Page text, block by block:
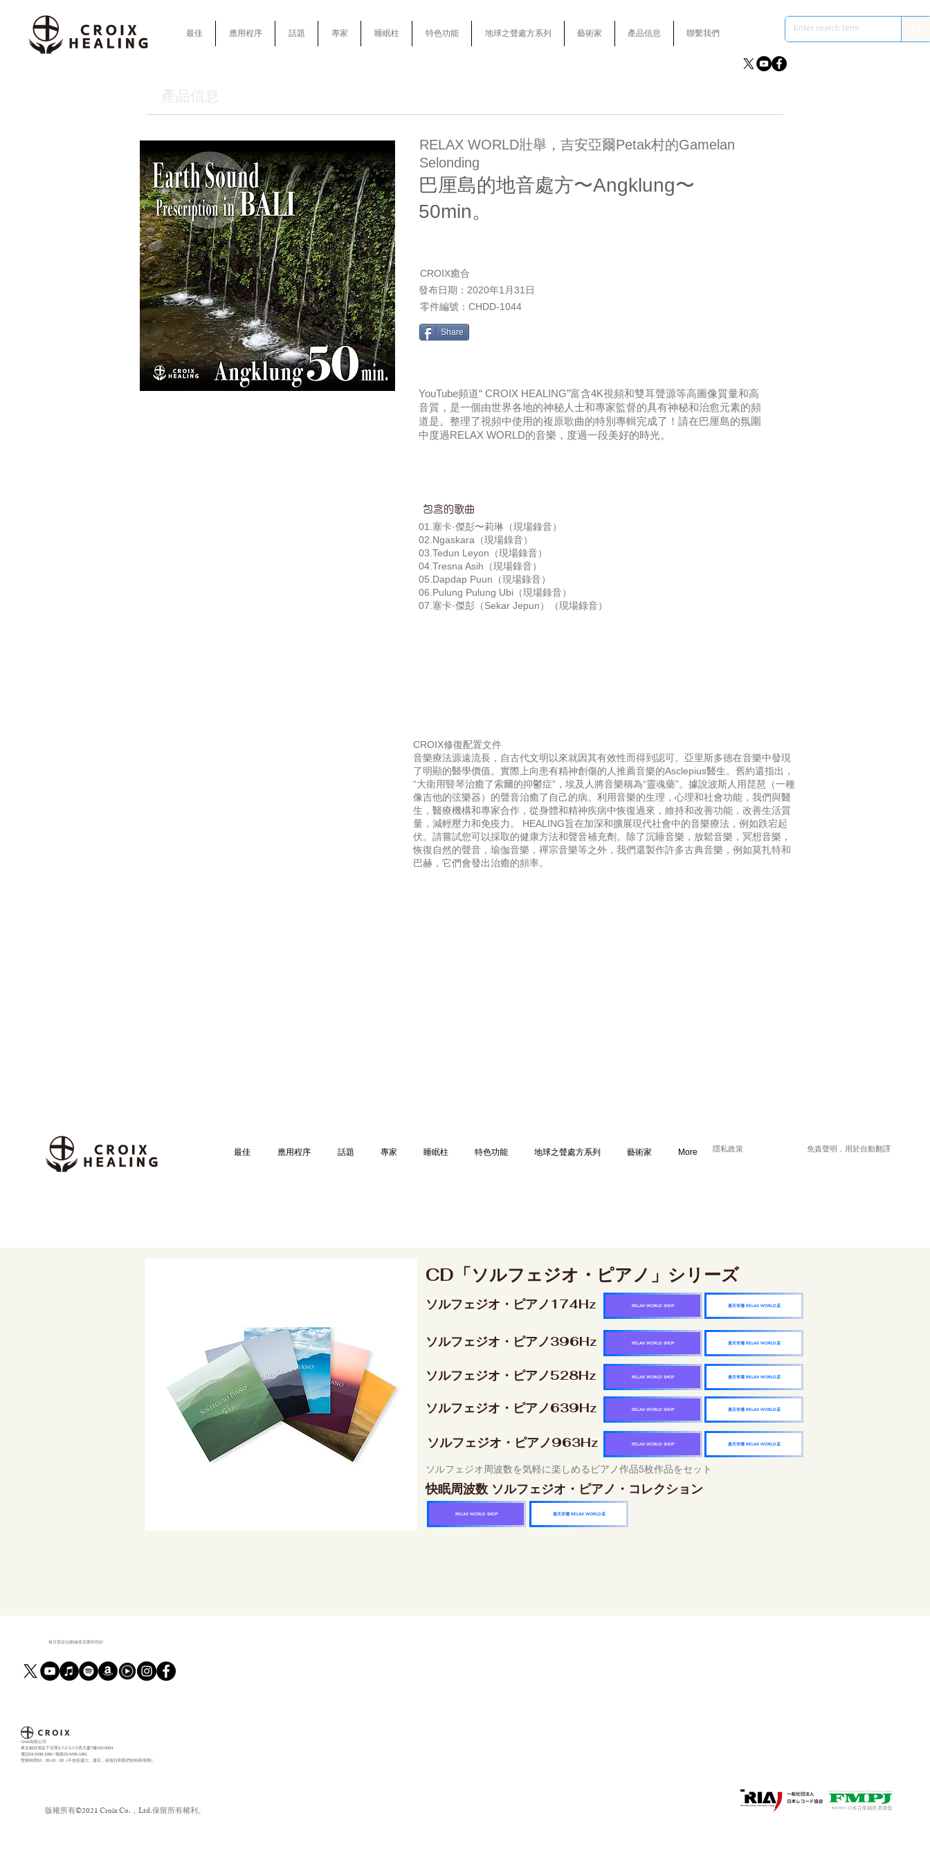
最佳 應用程序 話題 專家 睡眠柱 特色功能 地球之聲處方系列 藝術家 產品信息 聯繫我們
產品信息
RELAX WORLD壯舉，吉安亞爾Petak村的Gamelan
Selonding
巴厘島的地音處方〜Angklung〜
50min。
CROIX癒合
發布日期：2020年1月31日
零件編號：CHDD-1044
Share
YouTube頻道“ CROIX HEALING”富含4K視頻和雙耳聲源等高圖像質量和高
音質，是一個由世界各地的神秘人士和專家監督的具有神秘和治愈元素的頻
道是。整理了視頻中使用的複原歌曲的特別專輯完成了！請在巴厘島的氛圍
中度過RELAX WORLD的音樂，度過一段美好的時光。
包含的歌曲
01.塞卡·傑彭〜莉琳（現場錄音）
02.Ngaskara（現場錄音）
03.Tedun Leyon（現場錄音）
04.Tresna Asih（現場錄音）
05.Dapdap Puun（現場錄音）
06.Pulung Pulung Ubi（現場錄音）
07.塞卡·傑彭（Sekar Jepun）（現場錄音）
CROIX修復配置文件
音樂療法源遠流長，自古代文明以來就因其有效性而得到認可。亞里斯多德在音樂中發現
了明顯的醫學價值。實際上向患有精神創傷的人推薦音樂的Asclepius醫生。舊約還指出，
“大衛用豎琴治癒了索爾的抑鬱症”，埃及人將音樂稱為“靈魂藥”。據說波斯人用琵琶（一種
像吉他的弦樂器）的聲音治癒了自己的病。利用音樂的生理，心理和社會功能，我們與醫
生，醫療機構和專家合作，從身體和精神疾病中恢復過來，維持和改善功能，改善生活質
量，減輕壓力和免疫力。 HEALING旨在加深和擴展現代社會中的音樂療法，例如跌宕起
伏。請嘗試您可以採取的健康方法和聲音補充劑。除了沉睡音樂，放鬆音樂，冥想音樂，
恢復自然的聲音，瑜伽音樂，禪宗音樂等之外，我們還製作許多古典音樂，例如莫扎特和
巴赫，它們會發出治癒的頻率。
最佳 應用程序 話題 專家 睡眠柱 特色功能 地球之聲處方系列 藝術家 More 隱私政策 免責聲明，用於自動翻譯
CD「ソルフェジオ・ピアノ」シリーズ
ソルフェジオ・ピアノ174Hz 楽天市場 RELAX WORLD店
RELAX WORLD SHOP
ソルフェジオ・ピアノ396Hz 楽天市場 RELAX WORLD店
RELAX WORLD SHOP
ソルフェジオ・ピアノ528Hz 楽天市場 RELAX WORLD店
RELAX WORLD SHOP
ソルフェジオ・ピアノ639Hz 楽天市場 RELAX WORLD店
RELAX WORLD SHOP
ソルフェジオ・ピアノ963Hz 楽天市場 RELAX WORLD店
RELAX WORLD SHOP
ソルフェジオ周波数を気軽に楽しめるピアノ作品5枚作品をセット
快眠周波数 ソルフェジオ・ピアノ・コレクション
RELAX WORLD SHOP 楽天市場 RELAX WORLD店
每日聲音治療|修復音樂和視頻
Croix有限公司
東京都目黑區下目黑3-7-2 3-7小西大廈7樓153-0064
電話03-5436-1960 /傳真03-5436-1961
營業時間10：00-19：00（不包括週六，週日，節假日和我們的特殊假期）
版權所有©️2021 Croix Co.，Ltd.保留所有權利。